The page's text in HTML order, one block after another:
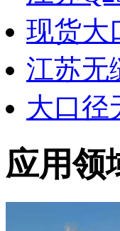
现货大
江苏无
大口径
应用领